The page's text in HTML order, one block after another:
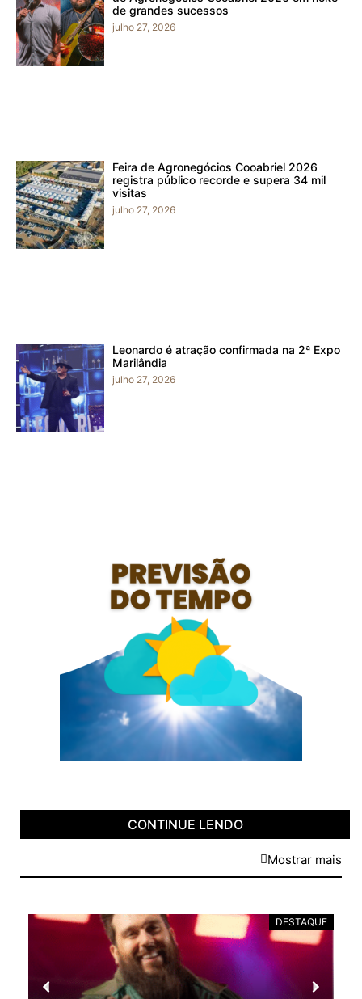
de grandes sucessos
julho 27, 2026
Feira de Agronegócios Cooabriel 2026
registra público recorde e supera 34 mil
visitas
julho 27, 2026
Leonardo é atração confirmada na 2ª Expo
Marilândia
julho 27, 2026
CONTINUE LENDO
Mostrar mais
DESTAQUE